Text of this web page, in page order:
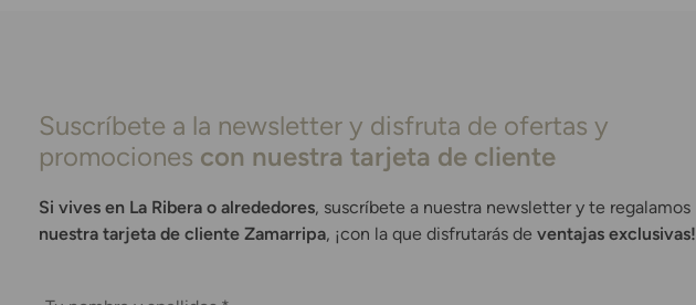
Suscríbete a la newsletter y disfruta de ofertas y
promociones con nuestra tarjeta de cliente
Si vives en La Ribera o alrededores, suscríbete a nuestra newsletter y te regalamos
nuestra tarjeta de cliente Zamarripa, ¡con la que disfrutarás de ventajas exclusivas!